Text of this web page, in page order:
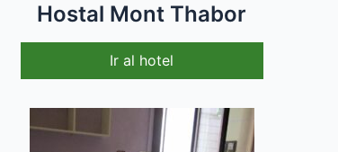
Hostal Mont Thabor
Ir al hotel